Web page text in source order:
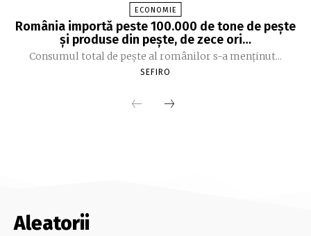
ECONOMIE
România importă peste 100.000 de tone de peşte
şi produse din peşte, de zece ori…
Consumul total de peşte al ro­mâ­nilor s-a menţinut...
SEFIRO
Aleatorii